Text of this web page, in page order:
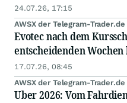
24.07.26, 17:15
AWSX der Telegram-Trader.de
Evotec nach dem
entscheidenden
17.07.26, 08:45
AWSX der Telegram-Trader.de
Uber 2026: Vom